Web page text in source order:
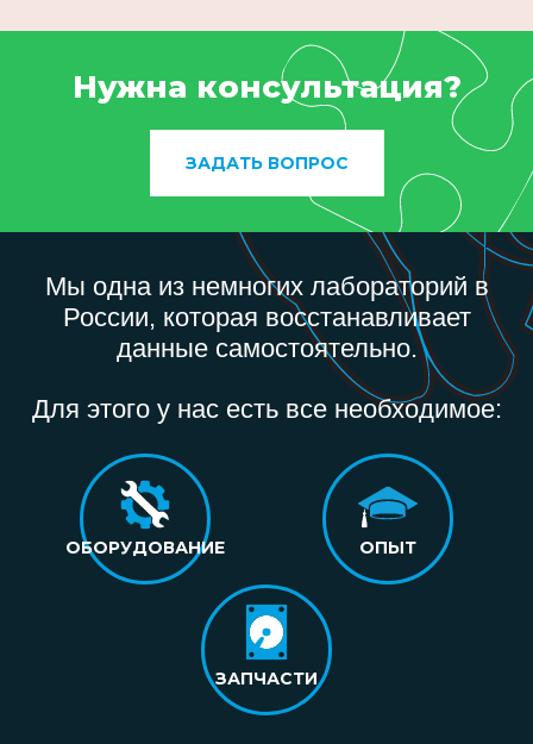
Нужна консультация?
ЗАДАТЬ ВОПРОС
Мы одна из немногих лабораторий в
России, которая восстанавливает
данные самостоятельно.
Для этого у нас есть все необходимое:
ОБОРУДОВАНИЕ ОПЫТ
ЗАПЧАСТИ